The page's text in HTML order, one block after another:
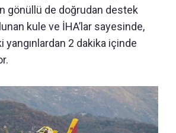
gönüllü de doğrudan destek
kule ve İHA’lar sayesinde,
yangınlardan 2 dakika içinde